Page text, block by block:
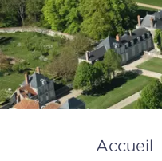
Accueil